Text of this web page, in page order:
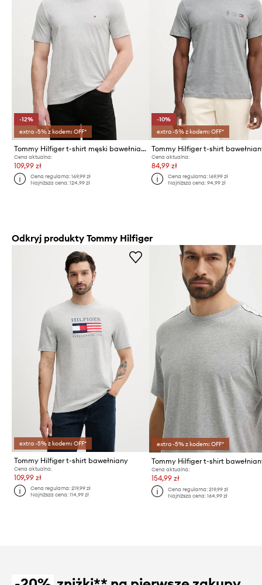
-12%
extra -5% z kodem: OFF*
Tommy Hilfiger t-shirt męski bawełniany
Cena aktualna:
109,99 zł
Cena regularna:169,99 zł
Najniższa cena:124,99 zł
-10%
extra -5% z kodem: OFF*
Tommy Hilfiger t-shirt
Cena aktualna:
84,99 zł
Cena regularna: 169,99 zł
Najniższa cena: 94,99 zł
Odkryj produkty Tommy Hilfiger
extra -5% z kodem: OFF*
Tommy Hilfiger t-shirt bawełniany
Cena aktualna:
109,99 zł
Cena regularna:219,99 zł
Najniższa cena:114,99 zł
extra -5% z kodem: OFF*
Tommy Hilfiger t-shirt
Cena aktualna:
154,99 zł
Cena regularna: 219,99 zł
Najniższa cena: 164,99 zł